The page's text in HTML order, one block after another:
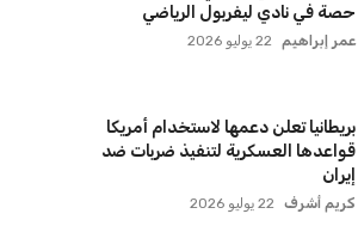
حصة في نادي ليفربول الرياضي
عمر إبراهيم 22 يوليو 2026
بريطانيا تعلن دعمها لاستخدام أمريكا
قواعدها العسكرية لتنفيذ ضربات ضد
إيران
كريم أشرف 22 يوليو 2026